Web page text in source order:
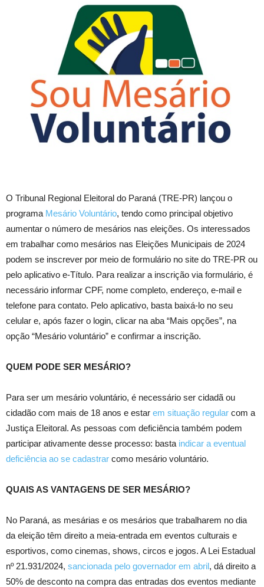
O Tribunal Regional Eleitoral do Paraná (TRE-PR) lançou o
programa Mesário Voluntário, tendo como principal objetivo
aumentar o número de mesários nas eleições. Os interessados
em trabalhar como mesários nas Eleições Municipais de 2024
podem se inscrever por meio de formulário no site do TRE-PR ou
pelo aplicativo e-Título. Para realizar a inscrição via formulário, é
necessário informar CPF, nome completo, endereço, e-mail e
telefone para contato. Pelo aplicativo, basta baixá-lo no seu
celular e, após fazer o login, clicar na aba “Mais opções”, na
opção “Mesário voluntário” e confirmar a inscrição.
QUEM PODE SER MESÁRIO?
Para ser um mesário voluntário, é necessário ser cidadã ou
cidadão com mais de 18 anos e estar em situação regular com a
Justiça Eleitoral. As pessoas com deficiência também podem
participar ativamente desse processo: basta indicar a eventual
deficiência ao se cadastrar como mesário voluntário.
QUAIS AS VANTAGENS DE SER MESÁRIO?
No Paraná, as mesárias e os mesários que trabalharem no dia
da eleição têm direito a meia-entrada em eventos culturais e
esportivos, como cinemas, shows, circos e jogos. A Lei Estadual
nº 21.931/2024, sancionada pelo governador em abril, dá direito a
50% de desconto na compra das entradas dos eventos mediante